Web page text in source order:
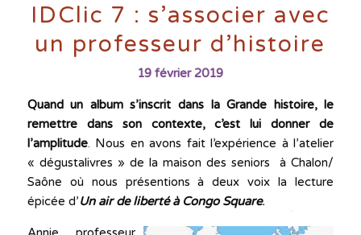
IDClic 7 : s’associer avec
un professeur d’histoire
19 février 2019
Quand un album s’inscrit dans la Grande histoire, le
remettre dans son contexte, c’est lui donner de
l’amplitude. Nous en avons fait l’expérience à l’atelier
« dégustalivres » de la maison des seniors à Chalon/
Saône où nous présentions à deux voix la lecture
épicée d’Un air de liberté à Congo Square.